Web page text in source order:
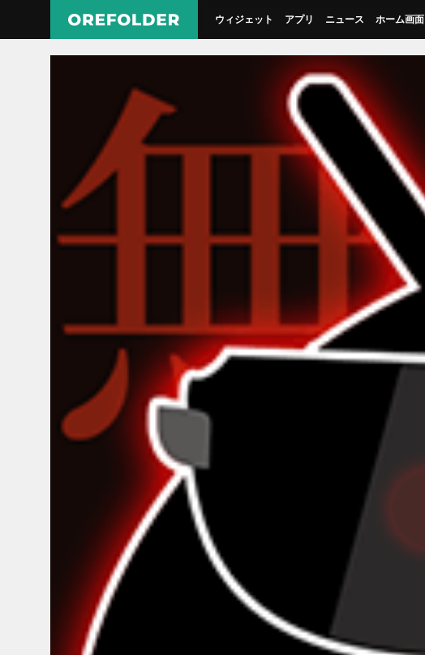
ウィジェット アプリ ニュース ホーム画